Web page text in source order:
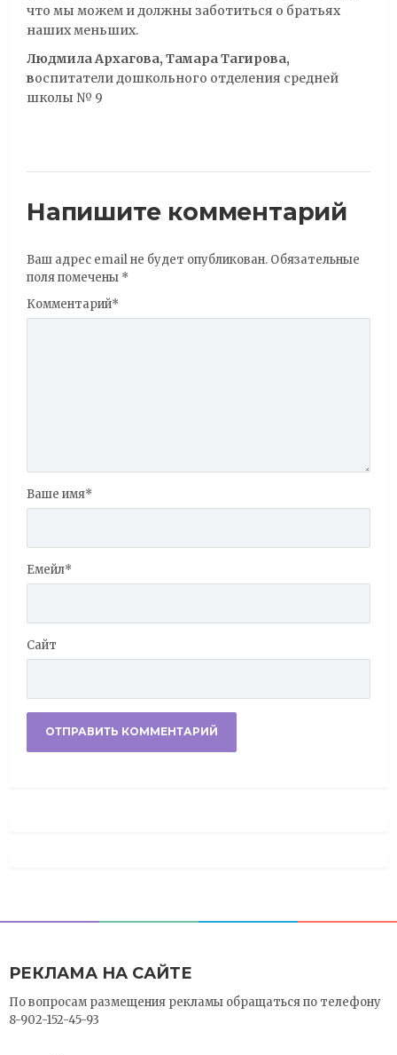
что мы можем и должны заботиться о братьях
наших меньших.
Людмила Архагова, Тамара Тагирова,
воспитатели дошкольного отделения средней
школы № 9
Напишите комментарий
Ваш адрес email не будет опубликован. Обязательные
поля помечены *
Комментарий*
Ваше имя*
Емейл*
Сайт
РЕКЛАМА НА САЙТЕ
По вопросам размещения рекламы обращаться по телефону
8-902-152-45-93